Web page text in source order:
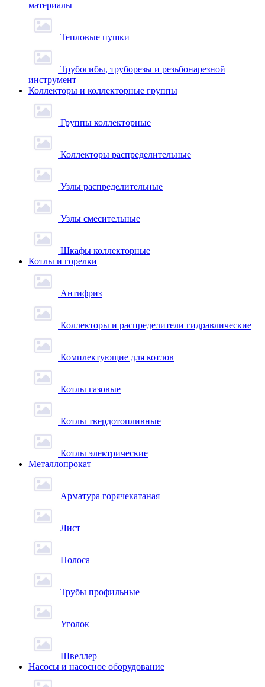
материалы
Тепловые пушки
Трубогибы, труборезы и резьбонарезной
инструмент
Коллекторы и коллекторные группы
Группы коллекторные
Коллекторы распределительные
Узлы распределительные
Узлы смесительные
Шкафы коллекторные
Котлы и горелки
Антифриз
Коллекторы и распределители гидравлические
Комплектующие для котлов
Котлы газовые
Котлы твердотопливные
Котлы электрические
Металлопрокат
Арматура горячекатаная
Лист
Полоса
Трубы профильные
Уголок
Швеллер
Насосы и насосное оборудование